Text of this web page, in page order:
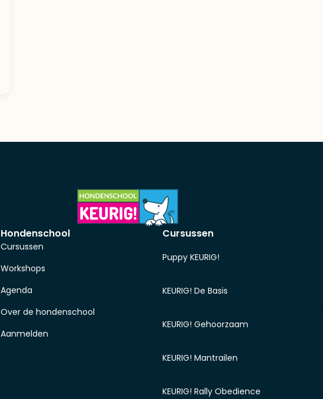
Hondenschool
Cursussen
Workshops
Agenda
Over de hondenschool
Aanmelden
Cursussen
Puppy KEURIG!
KEURIG! De Basis
KEURIG! Gehoorzaam
KEURIG! Mantrailen
KEURIG! Rally Obedience